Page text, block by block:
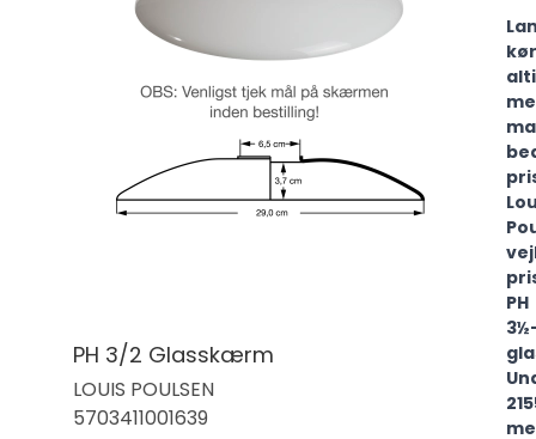
PH 3/2 Glasskærm
LOUIS POULSEN
5703411001639
PH